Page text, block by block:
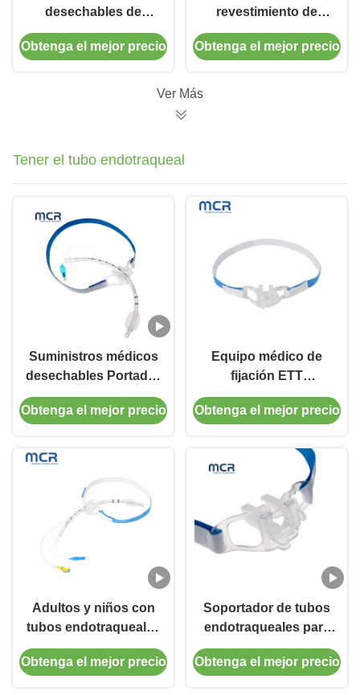
desechables de
succión con
solidificador
Obtenga el mejor precio
revestimiento de
succión quirúrgica
con recipiente anti-
Obtenga el mejor precio
Ver Más
Tener el tubo endotraqueal
Suministros médicos
desechables Portador
de tubo endotraqueal
para adultos y niños
Obtenga el mejor precio
Equipo médico de
fijación ETT
desechable para el
tubo endotraqueal
Obtenga el mejor precio
Adultos y niños con
tubos endotraqueales
para intubación
endotraqueal
Obtenga el mejor precio
Soportador de tubos
endotraqueales para
todas las edades
Obtenga el mejor precio